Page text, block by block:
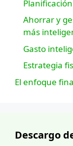
Ahorrar y
más
Gasto
Estrategia
El enfoque
Descargo